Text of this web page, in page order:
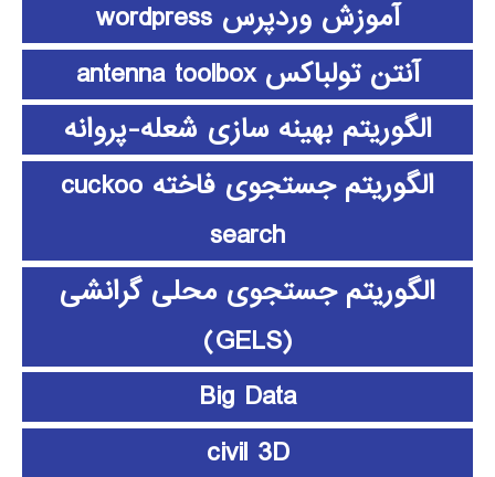
آموزش وردپرس wordpress
آنتن تولباکس antenna toolbox
الگوریتم بهینه سازی شعله-پروانه
الگوریتم جستجوی فاخته cuckoo
search
الگوریتم جستجوی محلی گرانشی
(GELS)
Big Data
civil 3D